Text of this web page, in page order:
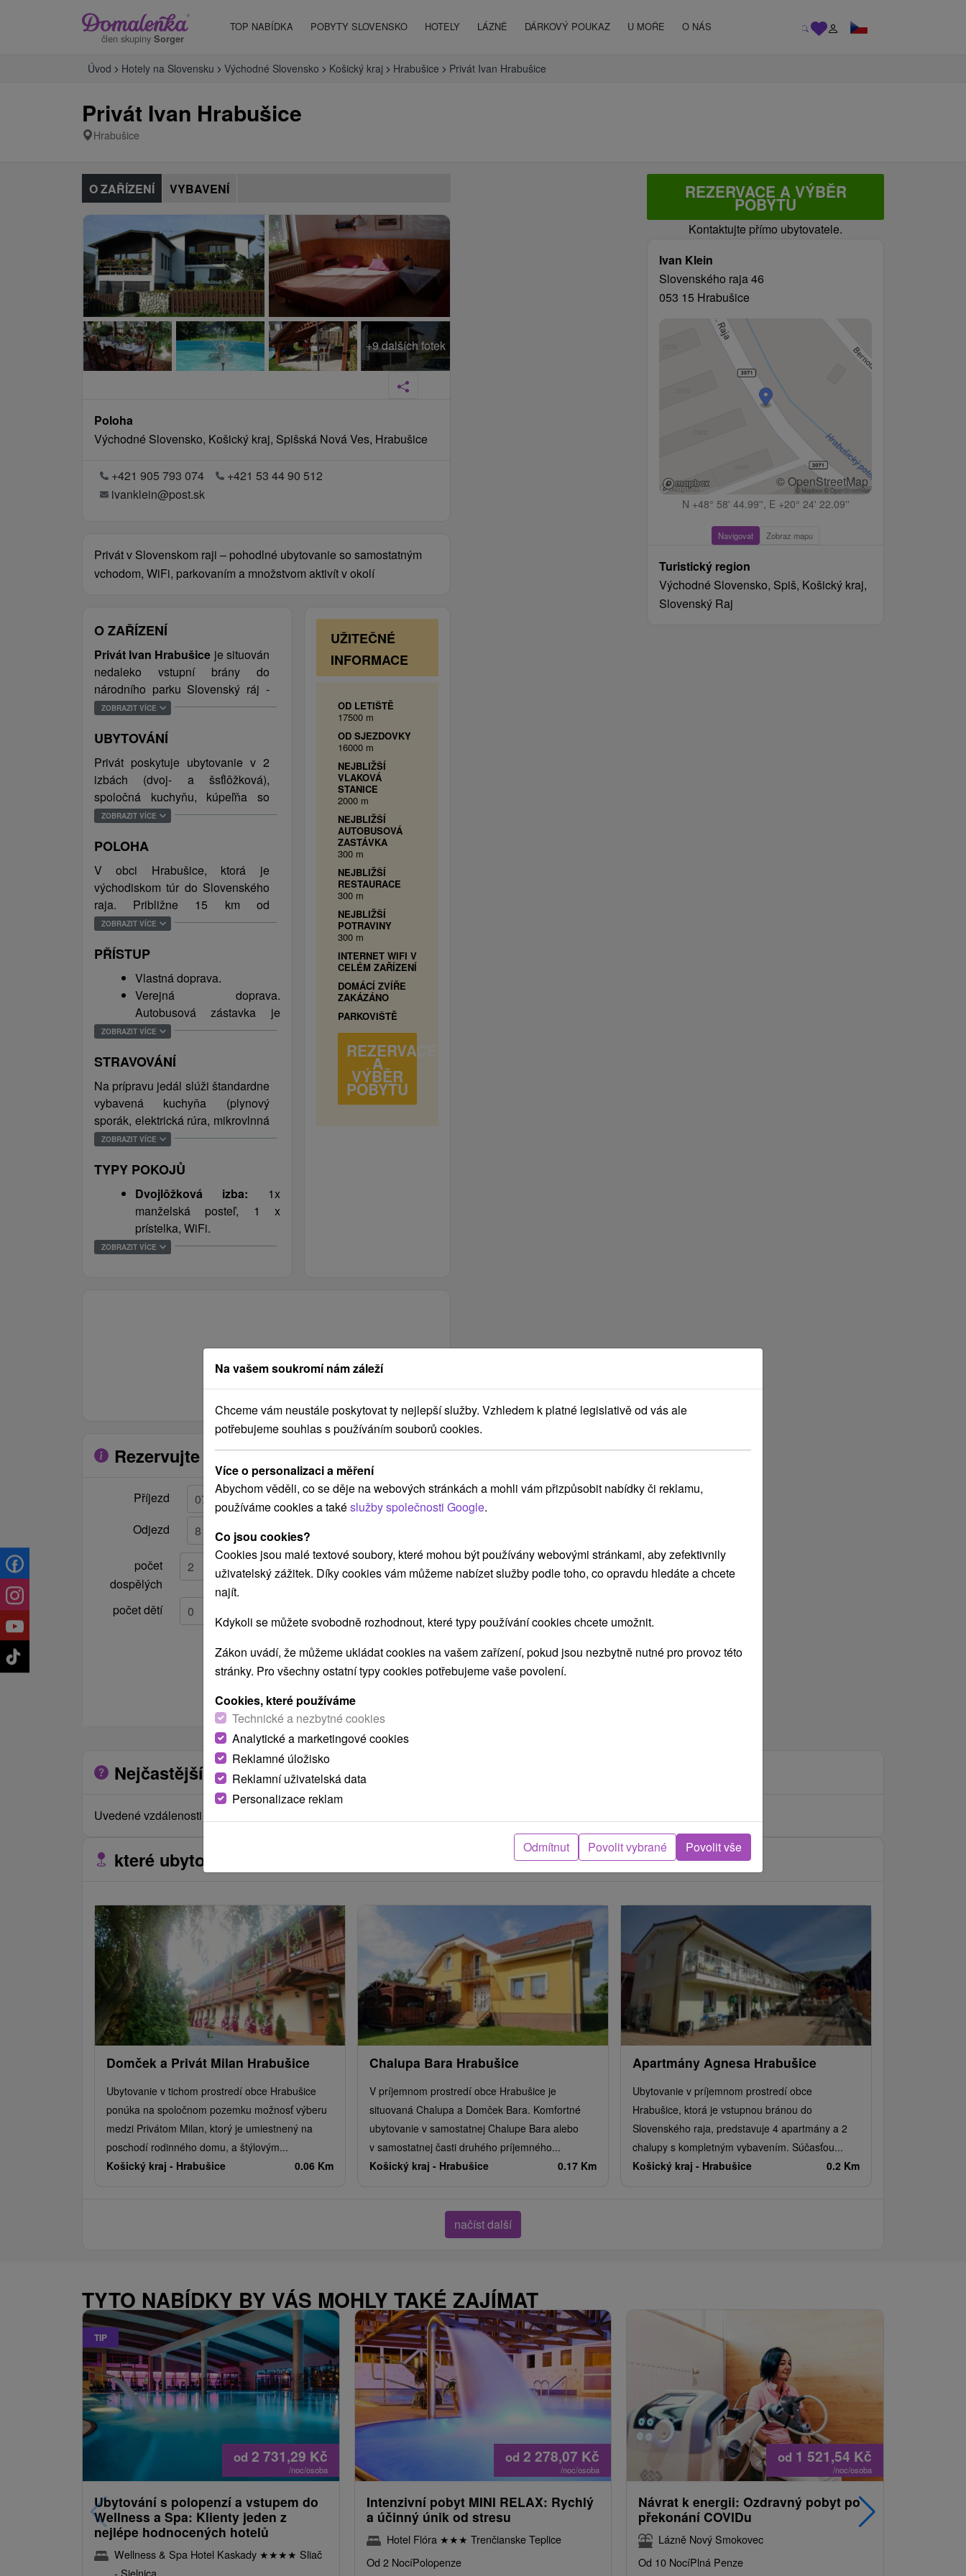
člen skupiny Sorger
TOP NABÍDKA POBYTY SLOVENSKO HOTELY LÁZNĚ DÁRKOVÝ POUKAZ U MOŘE O NÁS
Úvod Hotely na Slovensku Východné Slovensko Košický kraj Hrabušice Privát Ivan Hrabušice
Privát Ivan Hrabušice
Hrabušice
REZERVACE A VÝBĚR
POBYTU
Kontaktujte přímo ubytovatele.
Ivan Klein
Slovenského raja 46
053 15 Hrabušice
© OpenStreetMap
N +48° 58' 44.99'', E +20° 24' 22.09''
Navigovat Zobraz mapu
Turistický region
Východné Slovensko, Spiš, Košický kraj,
Slovenský Raj
O ZAŘÍZENÍ VYBAVENÍ
+9 dalších fotek
Poloha
Východné Slovensko, Košický kraj, Spišská Nová Ves, Hrabušice
+421 905 793 074
+421 53 44 90 512
ivanklein@post.sk
Privát v Slovenskom raji – pohodlné ubytovanie so samostatným
vchodom, WiFi, parkovaním a množstvom aktivít v okolí
O ZAŘÍZENÍ
Privát Ivan Hrabušice je situován
nedaleko vstupní brány do
národního parku Slovenský ráj -
turistického centraPodlesok.
pěší túry do roklin Piecky, Velký
Sokol, Prielom Hornádu, Suchá
Belá a jiné .. Do ubytovacích
prostor se hosté dostanou přes
samostatný vchod. Možnosťž
využití bazénu a dřevěného
altánku s možností grilování.
UBYTOVÁNÍ
V privátu jsou dva pokoje s
kapacitou 9 osob. V první pokoji
jsou 2 lůžka a jedna přistýlka. Ve
druhé je 6 lůžek.
vybavení zařízení
- kuchyňka (plynový sporák,
chladnička, mikrovlnka)
- koupelna se sprchovým koutem
- WC
- TV
CENÍK
9 € osoba / noc
dítě do 10 let 4,50 €
KONTAKT
Tel .: +421 (0) 53 44 90 512
Mobil: +421 (0) 905 793 074
e-mail: ivanklein@post.sk
ZOBRAZIT VÍCE
UBYTOVÁNÍ
Privát poskytuje ubytovanie v 2
izbách (dvoj- a šsťlôžková),
spoločná kuchyňu, kúpeľňa so
sprchovým kútom a samostatnú
kapacita je 9 osôb (8 lôžok, 1
prístelka).
ZOBRAZIT VÍCE
POLOHA
V obci Hrabušice, ktorá je
východiskom túr do Slovenského
raja. Približne 15 km od
ubytovania leží podtatranské
možnosťami a celoročne
otvoreným aquaparkom, 16 km
historické centrum mesta Levoča
a 33 km Spišský hrad.
ZOBRAZIT VÍCE
PŘÍSTUP
Vlastná doprava.
Verejná doprava.
Autobusová zástavka je
vzdialená od ubytovania
stanica je v obci Vydrník (2
km).
ZOBRAZIT VÍCE
STRAVOVÁNÍ
Na prípravu jedál slúži štandardne
vybavená kuchyňa (plynový
sporák, elektrická rúra, mikrovlnná
rúra, chladnička) s jedálenským
ZOBRAZIT VÍCE
TYPY POKOJŮ
Dvojlôžková izba: 1x
manželská posteľ, 1 x
prístelka, WiFi.
Šesťlôžková izba :1x
ZOBRAZIT VÍCE
UŽITEČNÉ
INFORMACE
OD LETIŠTĚ
17500 m
OD SJEZDOVKY
16000 m
NEJBLIŽŠÍ
VLAKOVÁ
STANICE
2000 m
NEJBLIŽŠÍ
AUTOBUSOVÁ
ZASTÁVKA
300 m
NEJBLIŽŠÍ
RESTAURACE
300 m
NEJBLIŽŠÍ
POTRAVINY
300 m
INTERNET WIFI V
CELÉM ZAŘÍZENÍ
DOMÁCÍ ZVÍŘE
ZAKÁZÁNO
PARKOVIŠTĚ
REZERVACE
A
VÝBĚR
POBYTU
Rezervujte si pobyt
Příjezd
Odjezd
počet
dospělých
počet dětí
POKRAČOVAT
Nejčastější otázky o zařízení
Uvedené vzdálenosti jsou měřeny vzdušnou čarou, skutečná délka cesty může být jiná.
které ubytovací zařízení se nacházejí v blízkosti?
Domček a Privát Milan Hrabušice
Ubytovanie v tichom prostredí obce Hrabušice
ponúka na spoločnom pozemku možnosť výberu
medzi Privátom Milan, ktorý je umiestnený na
poschodí rodinného domu, a štýlovým...
Košický kraj - Hrabušice 0.06 Km
Chalupa Bara Hrabušice
V príjemnom prostredí obce Hrabušice je
situovaná Chalupa a Domček Bara. Komfortné
ubytovanie v samostatnej Chalupe Bara alebo
v samostatnej časti druhého príjemného...
Košický kraj - Hrabušice 0.17 Km
Apartmány Agnesa Hrabušice
Ubytovanie v príjemnom prostredí obce
Hrabušice, ktorá je vstupnou bránou do
Slovenského raja, predstavuje 4 apartmány a 2
chalupy s kompletným vybavením. Súčasťou...
Košický kraj - Hrabušice 0.2 Km
načíst další
TYTO NABÍDKY BY VÁS MOHLY TAKÉ ZAJÍMAT
TIP
od 2 731,29 Kč
/noc/osoba
Ubytování s polopenzí a vstupem do
Wellness a Spa: Klienty jeden z
nejlépe hodnocených hotelů
Wellness & Spa Hotel Kaskady ★★★★ Sliač
- Sielnica
od 2 278,07 Kč
/noc/osoba
Intenzivní pobyt MINI RELAX: Rychlý
a účinný únik od stresu
Hotel Flóra ★★★ Trenčianske Teplice
Od 2 NocíPolopenze
od 1 521,54 Kč
/noc/osoba
Návrat k energii: Ozdravný pobyt po
překonání COVIDu
Lázně Nový Smokovec
Od 10 NocíPlná Penze
Na vašem soukromí nám záleží
Chceme vám neustále poskytovat ty nejlepší služby. Vzhledem k platné legislativě od vás ale
potřebujeme souhlas s používáním souborů cookies.
Více o personalizaci a měření
Abychom věděli, co se děje na webových stránkách a mohli vám přizpůsobit nabídky či reklamu,
používáme cookies a takéslužby společnosti Google.
Co jsou cookies?
Cookies jsou malé textové soubory, které mohou být používány webovými stránkami, aby zefektivnily
uživatelský zážitek. Díky cookies vám můžeme nabízet služby podle toho, co opravdu hledáte a chcete
najít.
Kdykoli se můžete svobodně rozhodnout, které typy používání cookies chcete umožnit.
Zákon uvádí, že můžeme ukládat cookies na vašem zařízení, pokud jsou nezbytně nutné pro provoz této
stránky. Pro všechny ostatní typy cookies potřebujeme vaše povolení.
Cookies, které používáme
Technické a nezbytné cookies
Analytické a marketingové cookies
Reklamné úložisko
Reklamní uživatelská data
Personalizace reklam
Odmítnut Povolit vybrané Povolit vše